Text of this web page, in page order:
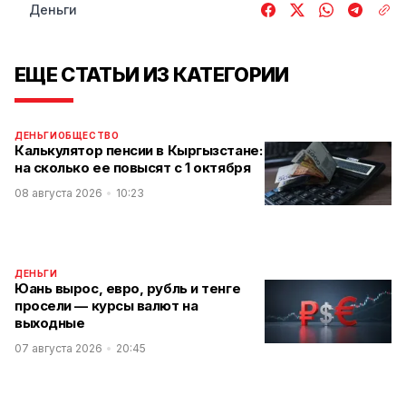
Деньги
ЕЩЕ СТАТЬИ ИЗ КАТЕГОРИИ
ДЕНЬГИОБЩЕСТВО
Калькулятор пенсии в Кыргызстане:
на сколько ее повысят с 1 октября
08 августа 2026 10:23
ДЕНЬГИ
Юань вырос, евро, рубль и тенге
просели — курсы валют на
выходные
07 августа 2026 20:45